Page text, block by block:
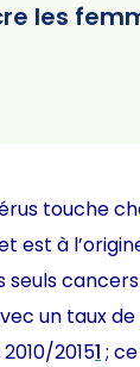
les
touche
est à
seuls
un taux de
20151 ;